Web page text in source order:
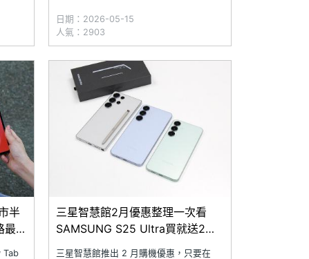
大
。根
Tab S11 系列也延續這樣的策略，搭載天
璣 9400+。最新消息則顯示，尚未發表的
SAMSUNG Ga
日期：2026-05-15
人氣：2903
半
低
Tab
三星智慧館2月優惠整理一次看
SAMSUNG S25 Ultra買就送2千5
再抽8888回饋金
三星智慧館推出 2 月購機優惠，只要在